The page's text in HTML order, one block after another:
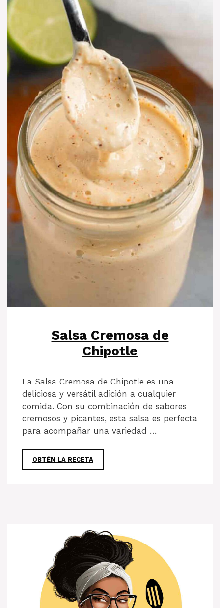
Salsa Cremosa de
Chipotle
La Salsa Cremosa de Chipotle es una
deliciosa y versátil adición a cualquier
comida. Con su combinación de sabores
cremosos y picantes, esta salsa es perfecta
para acompañar una variedad …
OBTÉN LA RECETA